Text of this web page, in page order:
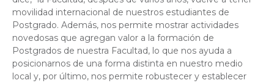
movilidad internacional de nuestros estudiantes de
Postgrado. Además, nos permite mostrar actividades
novedosas que agregan valor a la formación de
Postgrados de nuestra Facultad, lo que nos ayuda a
posicionarnos de una forma distinta en nuestro medio
local y, por último, nos permite robustecer y establecer